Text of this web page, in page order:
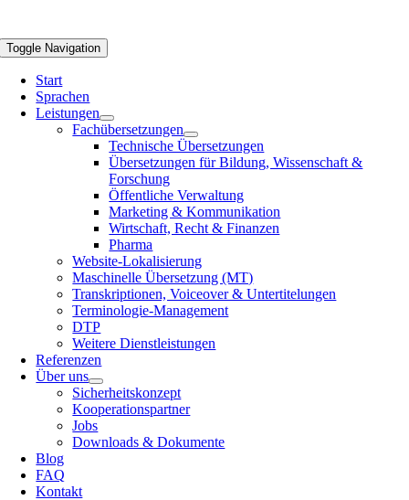
Toggle Navigation
Start
Sprachen
Leistungen
Fachübersetzungen
Technische Übersetzungen
Übersetzungen für Bildung, Wissenschaft &
Forschung
Öffentliche Verwaltung
Marketing & Kommunikation
Wirtschaft, Recht & Finanzen
Pharma
Website-Lokalisierung
Maschinelle Übersetzung (MT)
Transkriptionen, Voiceover & Untertitelungen
Terminologie-Management
DTP
Weitere Dienstleistungen
Referenzen
Über uns
Sicherheitskonzept
Kooperationspartner
Jobs
Downloads & Dokumente
Blog
FAQ
Kontakt